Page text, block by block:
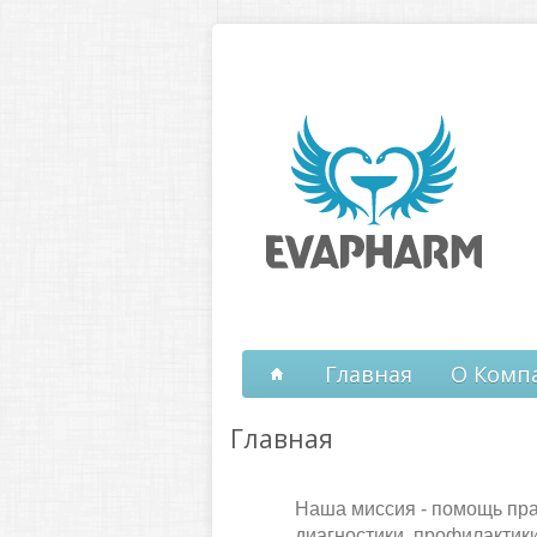
Главная О
Главная
Наша миссия - помощь